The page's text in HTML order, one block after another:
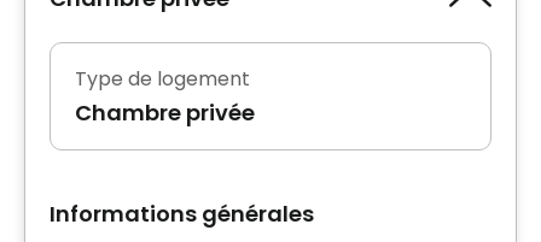
Type de logement
Chambre privée
Informations générales